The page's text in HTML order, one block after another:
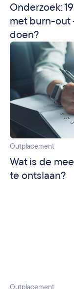
Onderzoek:
met burn-out
doen?
Outplacement
Wat is de
te ontslaan?